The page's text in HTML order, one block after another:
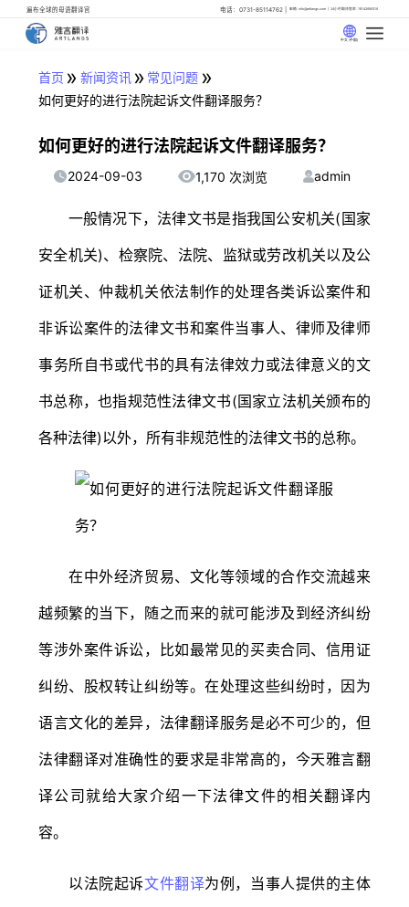
遍布全球的母语翻译官 电话：0731-85114762 邮箱: info@artlangs.com 24小时翻译管家: 18142666316
中文 (中国)
首页 » 新闻资讯» 常见问题 »
如何更好的进行法院起诉文件翻译服务？
如何更好的进行法院起诉文件翻译服务？
2024-09-03 1,170 次浏览 admin
一般情况下，法律文书是指我国公安机关(国家
安全机关)、检察院、法院、监狱或劳改机关以及公
证机关、仲裁机关依法制作的处理各类诉讼案件和
非诉讼案件的法律文书和案件当事人、律师及律师
事务所自书或代书的具有法律效力或法律意义的文
书总称，也指规范性法律文书(国家立法机关颁布的
各种法律)以外，所有非规范性的法律文书的总称。
在中外经济贸易、文化等领域的合作交流越来
越频繁的当下，随之而来的就可能涉及到经济纠纷
等涉外案件诉讼，比如最常见的买卖合同、信用证
纠纷、股权转让纠纷等。在处理这些纠纷时，因为
语言文化的差异，法律翻译服务是必不可少的，但
法律翻译对准确性的要求是非常高的，今天雅言翻
译公司就给大家介绍一下法律文件的相关翻译内
容。
以法院起诉文件翻译为例，当事人提供的主体